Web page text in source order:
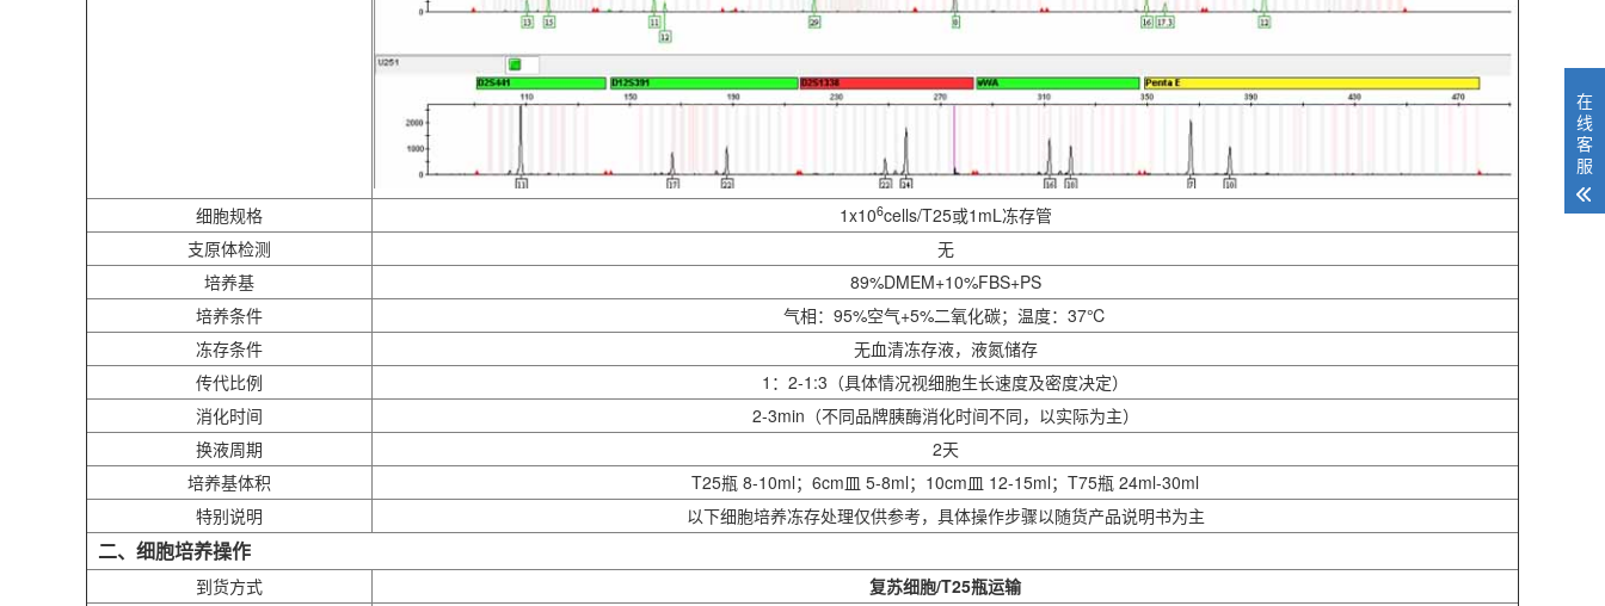
细胞规格 1x106cells/T25或1mL冻存管
支原体检测
无
培养基
89%DMEM+10%FBS+PS
培养条件
气相：95%空气+5%二氧化碳；温度：37℃
冻存条件
无血清冻存液，液氮储存
传代比例
1：2-1:3（具体情况视细胞生长速度及密度决定）
消化时间
2-3min（不同品牌胰酶消化时间不同，以实际为主）
换液周期
2天
培养基体积
T25瓶 8-10ml；6cm皿 5-8ml；10cm皿 12-15ml；T75瓶 24ml-30ml
特别说明
以下细胞培养冻存处理仅供参考，具体操作步骤以随货产品说明书为主
二、细胞培养操作
到货方式 复苏细胞/T25瓶运输
在
线
客
服